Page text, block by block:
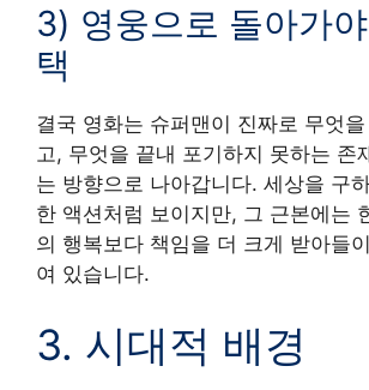
3) 영웅으로 돌아가
택
결국 영화는 슈퍼맨이 진짜로 무엇
고, 무엇을 끝내 포기하지 못하는 존
는 방향으로 나아갑니다. 세상을 구
한 액션처럼 보이지만, 그 근본에는
의 행복보다 책임을 더 크게 받아들
여 있습니다.
3. 시대적 배경